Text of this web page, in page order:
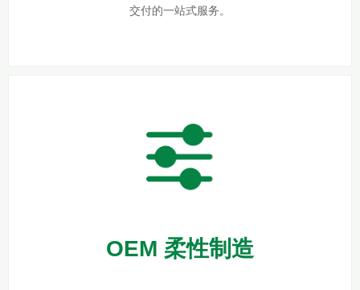
交付的一站式服务。
OEM 柔性制造